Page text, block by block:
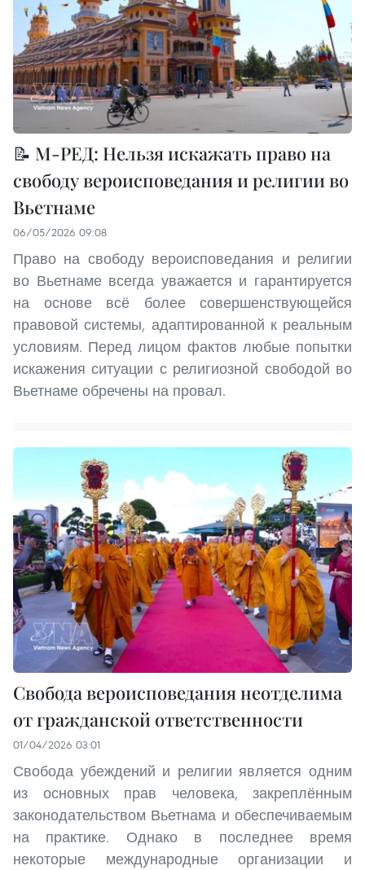
📝 М-РЕД: Нельзя искажать право на
свободу вероисповедания и религии во
Вьетнаме
06/05/2026 09:08
Право на свободу вероисповедания и религии
во Вьетнаме всегда уважается и гарантируется
на основе всё более совершенствующейся
правовой системы, адаптированной к реальным
условиям. Перед лицом фактов любые попытки
искажения ситуации с религиозной свободой во
Вьетнаме обречены на провал.
Свобода вероисповедания неотделима
от гражданской ответственности
01/04/2026 03:01
Свобода убеждений и религии является одним
из основных прав человека, закреплённым
законодательством Вьетнама и обеспечиваемым
на практике. Однако в последнее время
некоторые международные организации и